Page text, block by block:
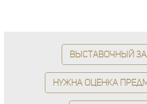
Выставочный
Нужна оценка